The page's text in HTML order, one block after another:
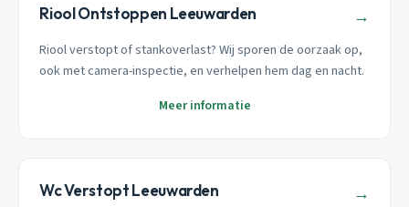
Riool Ontstoppen Leeuwarden →
Riool verstopt of stankoverlast? Wij sporen de oorzaak op,
ook met camera-inspectie, en verhelpen hem dag en nacht.
Meer informatie
Wc Verstopt Leeuwarden →